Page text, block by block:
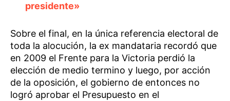
presidente»
Sobre el final, en la única referencia electoral de
toda la alocución, la ex mandataria recordó que
en 2009 el Frente para la Victoria perdió la
elección de medio termino y luego, por acción
de la oposición, el gobierno de entonces no
logró aprobar el Presupuesto en el